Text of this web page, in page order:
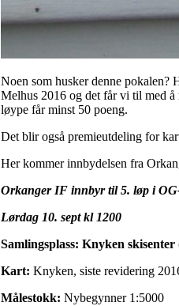
Noen som husker denne pokalen?
Melhus 2016 og det får vi til med
løype får minst 50 poeng.
Det blir også premieutdeling for
Her kommer innbydelsen fra
Orkanger IF innbyr til 5. løp i
Lørdag 10. sept kl 1200
Samlingsplass: Knyken
Kart: Knyken, siste revidering
Målestokk: Nybegynner 1:5000